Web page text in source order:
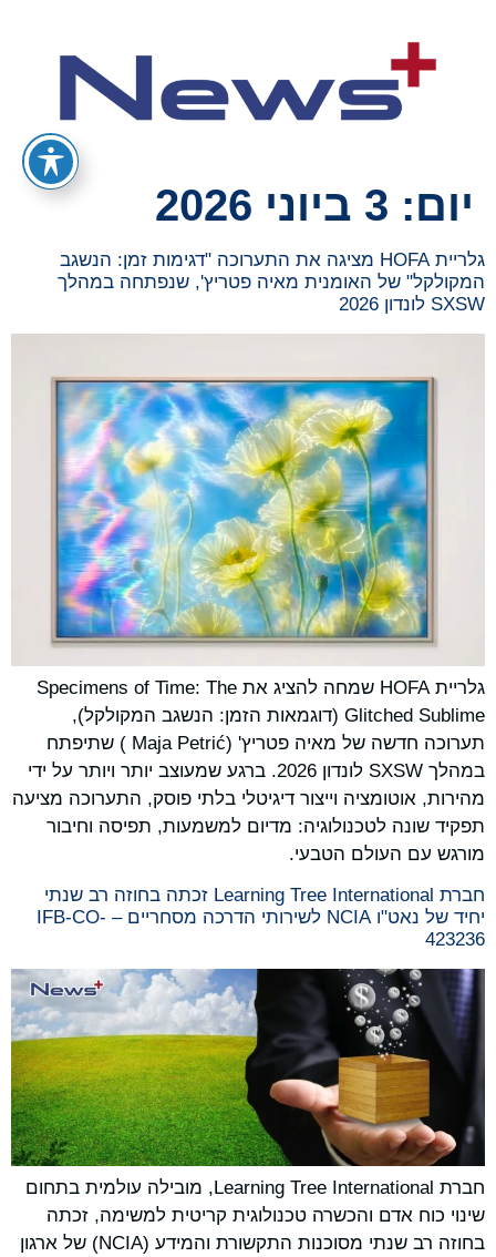
יום: 3 ביוני 2026
גלריית HOFA מציגה את התערוכה "דגימות זמן: הנשגב
המקולקל" של האומנית מאיה פטריץ', שנפתחה במהלך
SXSW לונדון 2026
גלריית HOFA שמחה להציג את Specimens of Time: The
Glitched Sublime (דוגמאות הזמן: הנשגב המקולקל),
תערוכה חדשה של מאיה פטריץ' (Maja Petrić ) שתיפתח
במהלך SXSW לונדון 2026. ברגע שמעוצב יותר ויותר על ידי
מהירות, אוטומציה וייצור דיגיטלי בלתי פוסק, התערוכה מציעה
תפקיד שונה לטכנולוגיה: מדיום למשמעות, תפיסה וחיבור
מורגש עם העולם הטבעי.
חברת Learning Tree International זכתה בחוזה רב שנתי
יחיד של נאט"ו NCIA לשירותי הדרכה מסחריים – IFB-CO-
423236
חברת Learning Tree International, מובילה עולמית בתחום
שינוי כוח אדם והכשרה טכנולוגית קריטית למשימה, זכתה
בחוזה רב שנתי מסוכנות התקשורת והמידע (NCIA) של ארגון